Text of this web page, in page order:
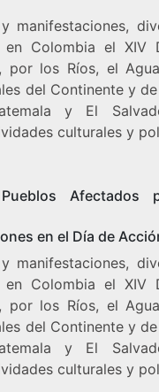
manifestaciones,
en Colombia el XIV
por los Ríos, el
del Continente y
y El
culturales y
Afectados
en el Día de
manifestaciones,
en Colombia el XIV
por los Ríos, el
del Continente y
y El
culturales y